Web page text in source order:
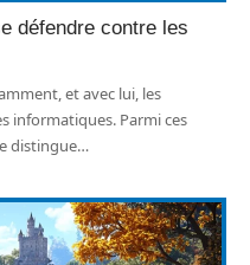
défendre contre les
et avec lui, les
informatiques. Parmi ces
distingue…